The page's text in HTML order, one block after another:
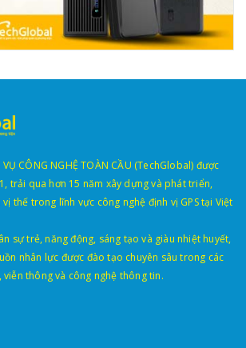
VỤ CÔNG NGHỆ TOÀN CẦU (TechGlobal) được
trải qua hơn 15 năm xây dựng và phát triển,
thế trong lĩnh vực công nghệ định vị GPS tại Việt
sự trẻ, năng động, sáng tạo và giàu nhiệt huyết,
nhân lực được đào tạo chuyên sâu trong các
viễn thông và công nghệ thông tin.